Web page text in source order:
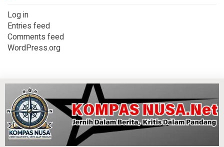
Log in
Entries feed
Comments feed
WordPress.org